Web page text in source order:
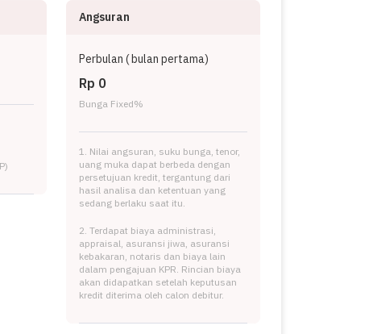
Angsuran
Perbulan (bulan pertama)
Rp 0
Bunga Fixed%
1. Nilai angsuran, suku bunga, tenor,
uang muka dapat berbeda dengan
persetujuan kredit, tergantung dari
hasil analisa dan ketentuan yang
sedang berlaku saat itu.
2. Terdapat biaya administrasi,
appraisal, asuransi jiwa, asuransi
kebakaran, notaris dan biaya lain
dalam pengajuan KPR. Rincian biaya
akan didapatkan setelah keputusan
kredit diterima oleh calon debitur.